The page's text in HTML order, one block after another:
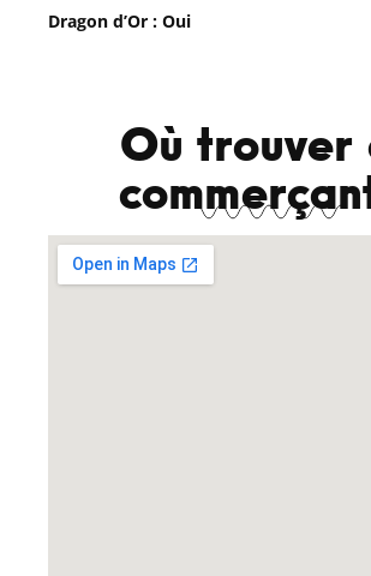
Dragon d’Or : Oui
Où trouver